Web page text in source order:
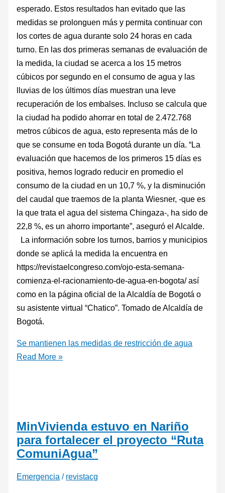
esperado. Estos resultados han evitado que las
medidas se prolonguen más y permita continuar con
los cortes de agua durante solo 24 horas en cada
turno. En las dos primeras semanas de evaluación de
la medida, la ciudad se acerca a los 15 metros
cúbicos por segundo en el consumo de agua y las
lluvias de los últimos días muestran una leve
recuperación de los embalses. Incluso se calcula que
la ciudad ha podido ahorrar en total de 2.472.768
metros cúbicos de agua, esto representa más de lo
que se consume en toda Bogotá durante un día. “La
evaluación que hacemos de los primeros 15 días es
positiva, hemos logrado reducir en promedio el
consumo de la ciudad en un 10,7 %, y la disminución
del caudal que traemos de la planta Wiesner, -que es
la que trata el agua del sistema Chingaza-, ha sido de
22,8 %, es un ahorro importante”, aseguró el Alcalde.
La información sobre los turnos, barrios y municipios
donde se aplicá la medida la encuentra en
https://revistaelcongreso.com/ojo-esta-semana-
comienza-el-racionamiento-de-agua-en-bogota/ así
como en la página oficial de la Alcaldía de Bogotá o
su asistente virtual “Chatico”. Tomado de Alcaldía de
Bogotá.
Se mantienen las medidas de restricción de agua
Read More »
MinVivienda estuvo en Nariño
para fortalecer el proyecto “Ruta
ComuniAgua”
Emergencia / revistacg